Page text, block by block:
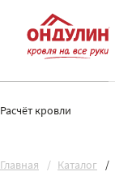
Расчёт кровли
Главная Каталог